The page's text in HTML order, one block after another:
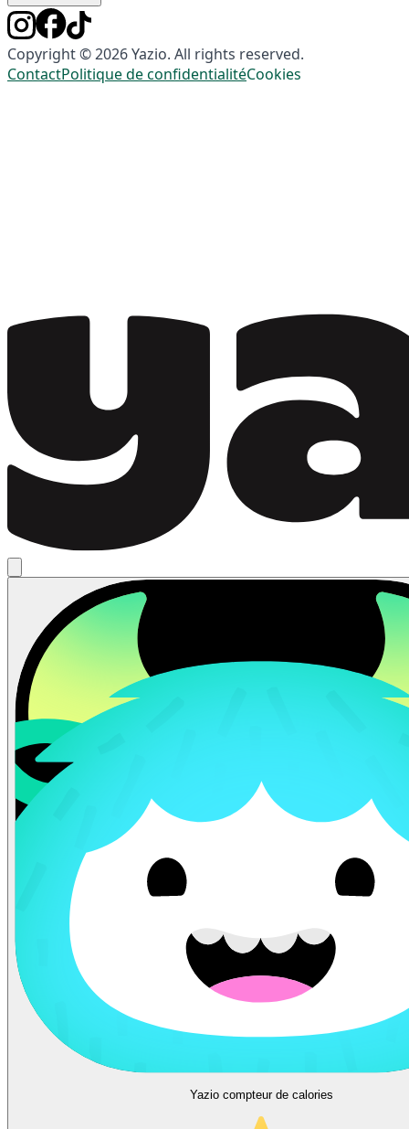
Copyright © 2026 Yazio. All rights reserved.
ContactPolitique de confidentialitéCookies
Yazio compteur de calories